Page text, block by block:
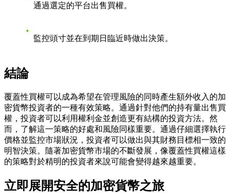
通過選定的平台出售買權。
監控頭寸並在到期日臨近時做出決策。
結論
覆蓋性買權可以成為希望在管理風險的同時產生額外收入的加
密貨幣投資者的一種有效策略。通過針對他們的持有量出售買
權，投資者可以利用權利金並創造更有結構的投資方法。然
而，了解這一策略的好處和風險同樣重要。通過仔細選擇執行
價格並監控市場狀況，投資者可以做出與其財務目標相一致的
明智決策。隨著加密貨幣市場的不斷發展，像覆蓋性買權這樣
的策略對於精明的投資者來說可能會變得越來越重要。
立即展開安全的加密貨幣之旅